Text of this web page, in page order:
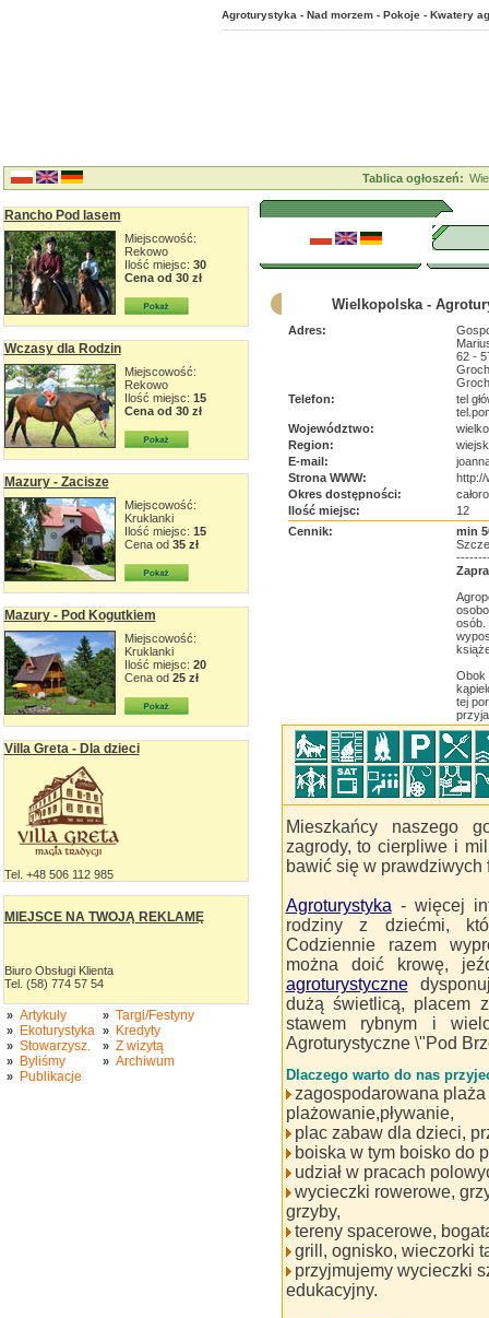
Agroturystyka - Nad morzem - Pokoje - Kwatery
Tablica ogłoszeń:
Rancho Pod lasem
Miejscowość:
Rekowo
Ilość miejsc: 30
Cena od 30 zł
Wczasy dla Rodzin
Miejscowość:
Rekowo
Ilość miejsc: 15
Cena od 30 zł
Mazury - Zacisze
Miejscowość:
Kruklanki
Ilość miejsc: 15
Cena od 35 zł
Mazury - Pod Kogutkiem
Miejscowość:
Kruklanki
Ilość miejsc: 20
Cena od 25 zł
Villa Greta - Dla dzieci
Tel. +48 506 112 985
MIEJSCE NA TWOJĄ REKLAMĘ
Biuro Obsługi Klienta
Tel. (58) 774 57 54
» Artykuły
» Ekoturystyka
» Stowarzysz.
» Byliśmy
» Publikacje
» Targi/Festyny
» Kredyty
» Z wizytą
» Archiwum
Wielkopolska -
Adres:
62 -
Telefon:
tel
Województwo:
Region:
E-mail:
Strona WWW:
http://
Okres dostępności:
Ilość miejsc:
12
Cennik:
min
osób.
Obok
tej
Mieszkańcy naszego
zagrody, to cierpliwe i
bawić się w prawdziwych
Agroturystyka - więcej
rodziny z dziećmi,
Codziennie razem
można doić krowę,
agroturystyczne
dużą świetlicą, placem
stawem rybnym i
Agroturystyczne \"Pod
Dlaczego warto do nas
zagospodarowana
plażowanie,pływanie,
plac zabaw dla dzieci,
boiska w tym boisko do
udział w pracach
wycieczki rowerowe,
grzyby,
tereny spacerowe,
grill, ognisko, wieczorki
przyjmujemy wycieczki
edukacyjny.